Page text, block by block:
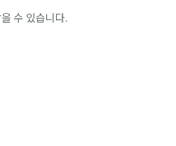
수 있습니다.